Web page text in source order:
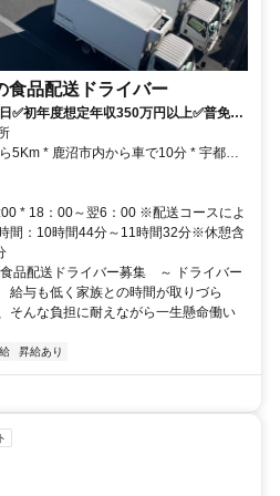
食品配送ドライバー
✅初年度想定年収350万円以上✅普免が
・壬生・さくらなど
* 18：00～翌6：00 ※配送コースによ
間：10時間44分～11時間32分※休憩含
品配送ドライバー募集 ～ ドライバー
給与も低く家族との時間が取りづら
そんな負担に耐えながら一生懸命働い
昇給あり